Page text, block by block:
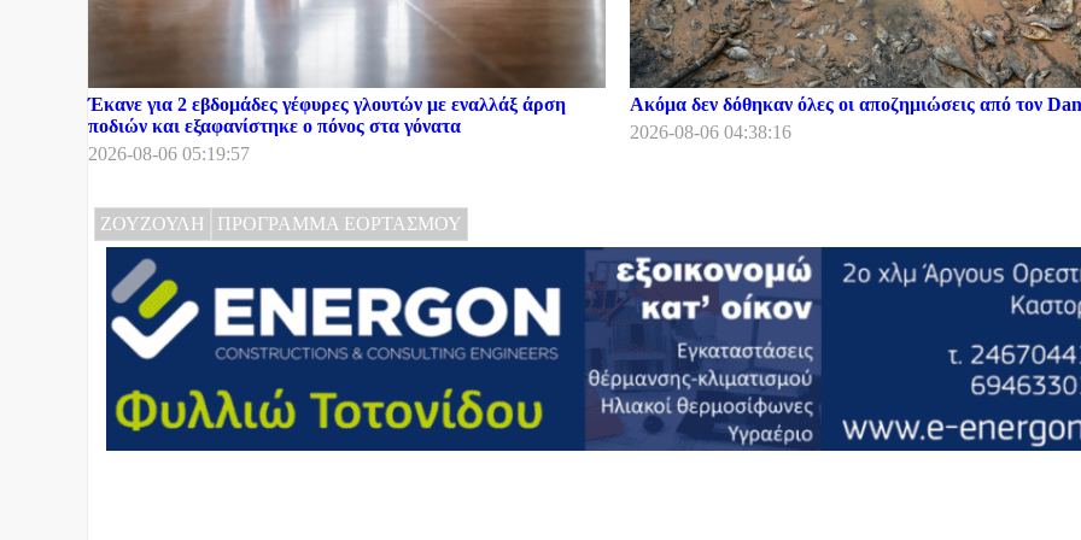
Έκανε για 2 εβδομάδες γέφυρες γλουτών με εναλλάξ άρση
ποδιών και εξαφανίστηκε ο πόνος στα γόνατα
2026-08-06 05:19:57
Ακόμα δεν δόθηκαν όλες οι αποζημιώσεις από τον
2026-08-06 04:38:16
ΖΟΥΖΟΥΛΗ ΠΡΟΓΡΑΜΜΑ ΕΟΡΤΑΣΜΟΥ